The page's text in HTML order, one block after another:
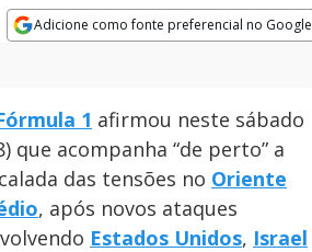
Adicione como fonte preferencial no Google
1 afirmou neste sábado
que acompanha “de perto” a
das tensões no Oriente
, após novos ataques
Estados Unidos, Israel